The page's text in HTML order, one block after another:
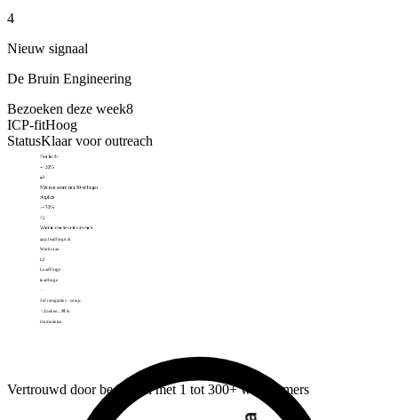
4
Nieuw signaal
De Bruin Engineering
Bezoeken deze week8
ICP-fitHoog
StatusKlaar voor outreach
Hot leads
+30%
42
Met een score van 50 of hoger
Replies
+30%
41
Warme reacties uit outreach
app.leadforge.nl
Werkt aan
LF
LeadForge
leadforge
5/6 integraties · setup
Zoeken... ⌘K
Onderdelen
Vertrouwd door bedrijven met 1 tot 300+ werknemers